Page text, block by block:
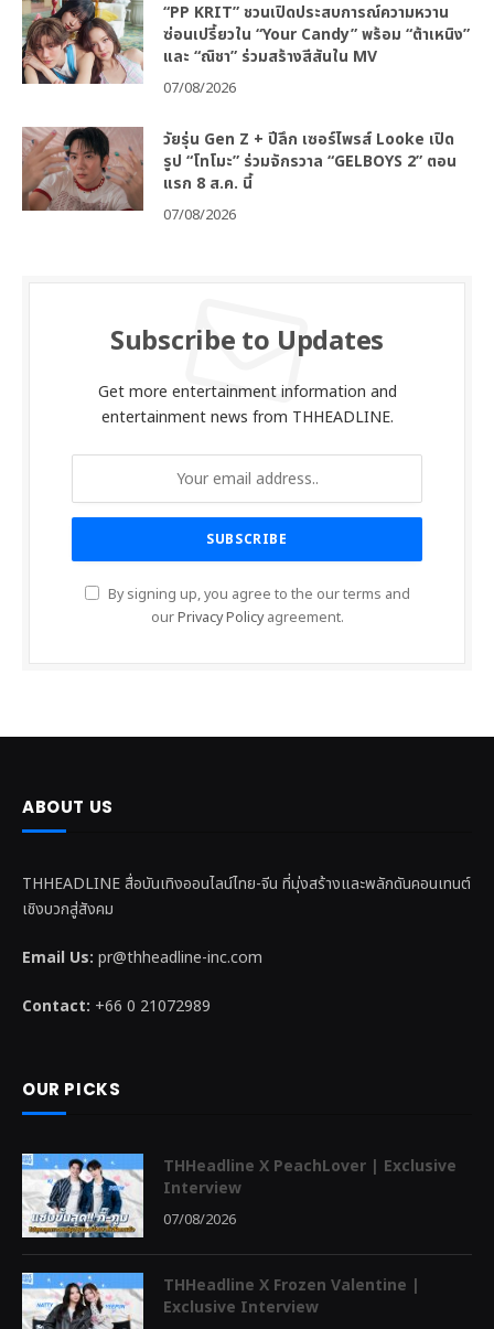
“PP KRIT” ชวนเปิดประสบการณ์ความหวาน
ซ่อนเปรี้ยวใน “Your Candy” พร้อม “ต้าเหนิง”
และ “ณิชา” ร่วมสร้างสีสันใน MV
07/08/2026
วัยรุ่น Gen Z + ปีลึก เซอร์ไพรส์ Looke เปิด
รูป “โทโมะ” ร่วมจักรวาล “GELBOYS 2” ตอน
แรก 8 ส.ค. นี้
07/08/2026
Subscribe to Updates
Get more entertainment information and
entertainment news from THHEADLINE.
By signing up, you agree to the our terms and
ourPrivacy Policyagreement.
ABOUT US
THHEADLINE สื่อบันเทิงออนไลน์ไทย-จีน ที่มุ่งสร้างและพลักดันคอนเทนต์
เชิงบวกสู่สังคม
Email Us: pr@thheadline-inc.com
Contact: +66 0 21072989
OUR PICKS
THHeadline X PeachLover | Exclusive
Interview
07/08/2026
THHeadline X Frozen Valentine |
Exclusive Interview